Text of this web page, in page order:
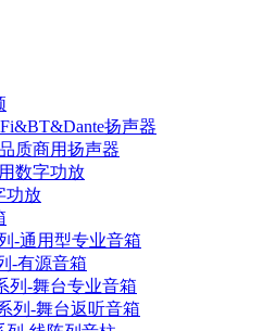
扬声器
质商用扬声器
数字功放
功放
-通用型专业音箱
-有源音箱
列-舞台专业音箱
列-舞台返听音箱